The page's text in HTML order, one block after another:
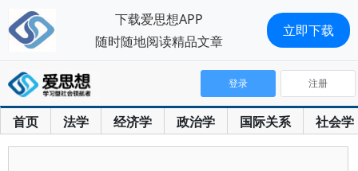
首页 法学 经济学 政治学 国际关系 社会学
登录 注册
下载爱思想APP
随时随地阅读精品文章
立即下载